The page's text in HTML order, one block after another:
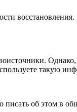
Однако,
такую
об этом в